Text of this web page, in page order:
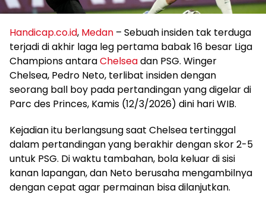
Handicap.co.id, Medan – Sebuah insiden tak terduga
terjadi di akhir laga leg pertama babak 16 besar Liga
Champions antaraChelseadan PSG. Winger
Chelsea, Pedro Neto, terlibat insiden dengan
seorang ball boy pada pertandingan yang digelar di
Parc des Princes, Kamis (12/3/2026) dini hari WIB.
Kejadian itu berlangsung saat Chelsea tertinggal
dalam pertandingan yang berakhir dengan skor 2-5
untuk PSG. Di waktu tambahan, bola keluar di sisi
kanan lapangan, dan Neto berusaha mengambilnya
dengan cepat agar permainan bisa dilanjutkan.